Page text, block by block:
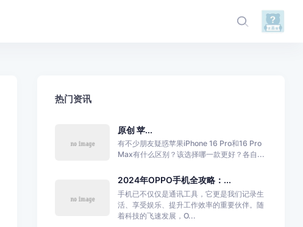
热门资讯
原创 苹...
有不少朋友疑惑苹果iPhone 16 Pro和16 Pro
Max有什么区别？该选择哪一款更好？各自...
2024年OPPO手机全攻略：...
手机已不仅仅是通讯工具，它更是我们记录生
活、享受娱乐、提升工作效率的重要伙伴。随
着科技的飞速发展，O...